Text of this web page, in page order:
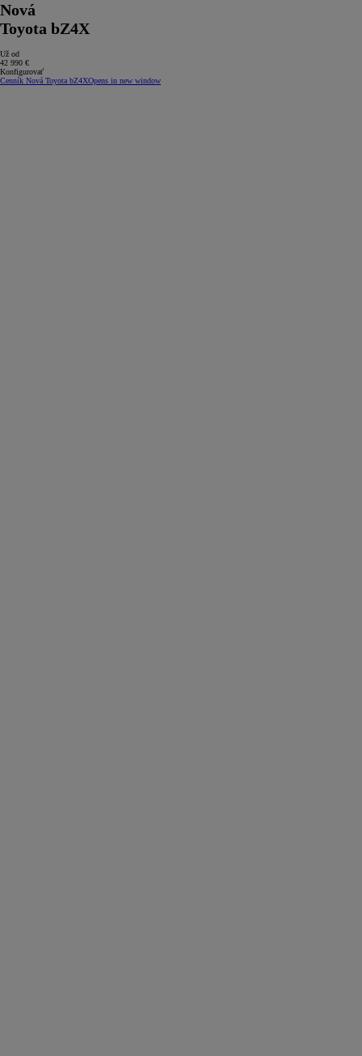
Nová
Toyota bZ4X
Už od
42 990 €
Konfigurovať
Cenník Nová Toyota bZ4XOpens in new window